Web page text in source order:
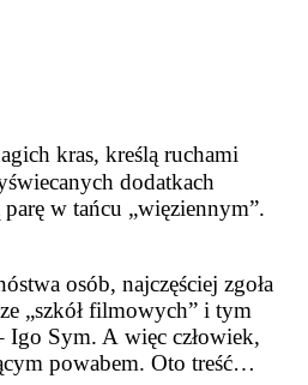
kras, kreślą ruchami
dodatkach
w tańcu „więzien­nym”.
osób, najczęściej zgoła
„szkół fil­mowych” i tym
Igo Sym. A więc człowiek,
powabem. Oto treść…